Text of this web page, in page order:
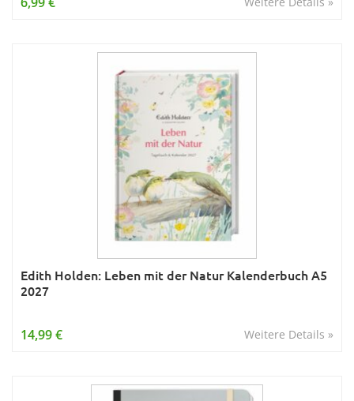
Edith Holden: Leben mit der Natur Kalenderbuch A5
2027
Weitere Details »
14,99 €